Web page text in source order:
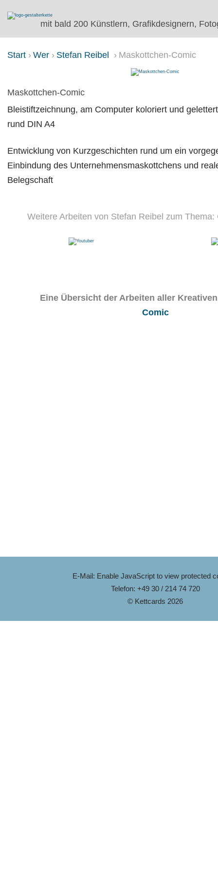
mit bald 200 Künstlern, Grafikdesignern,
Start Wer Stefan Reibel Maskottchen-Comic
MASKOTTCHEN-COMIC
Maskottchen-Comic
Bleistiftzeichnung, am Computer koloriert und gelettert
rund DIN A4
Entwicklung von Kurzgeschichten rund um ein
Einbindung des Unternehmensmaskottchens und
Belegschaft
Weitere Arbeiten von Stefan Reibel zum Thema:
Eine Übersicht der Arbeiten aller
Comic
E-Mail: Enable JavaScript to view protected
Telefon: +49 30 / 214 74 720
© Kettcards 2026